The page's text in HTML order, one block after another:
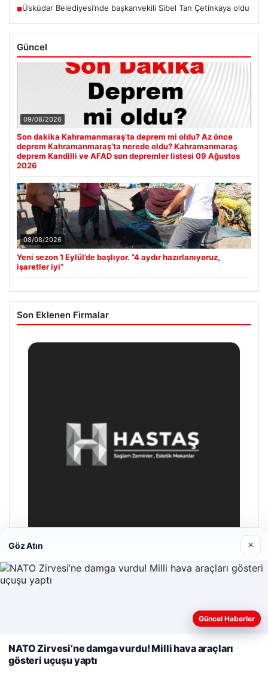
■Üsküdar Belediyesi’nde başkanvekili Sibel Tan Çetinkaya oldu
Güncel
09/08/2026
Son dakika Kahramanmaraş’ta deprem mi oldu? Az önce
deprem Kahramanmaraş’ta nerede oldu? Kahramanmaraş
deprem Kandilli ve AFAD son depremler listesi 09 Ağustos
2026
08/08/2026
Yeni sezon 1 Eylül’de başlıyor. “4 aydır hazırlanıyoruz,
işaretler iyi”
Son Eklenen Firmalar
Hastaş Beton
Web sitemizi nasıl kullandığınızı daha iyi anlayabilmek,
kullanıyoruz.
Çerez Politikamız
Reddet Kabul Et
Göz Atın ×
Güncel Haberler
NATO Zirvesi’ne damga vurdu! Milli hava araçları
gösteri uçuşu yaptı